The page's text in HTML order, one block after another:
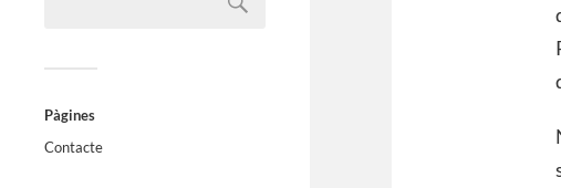
Pàgines
Contacte